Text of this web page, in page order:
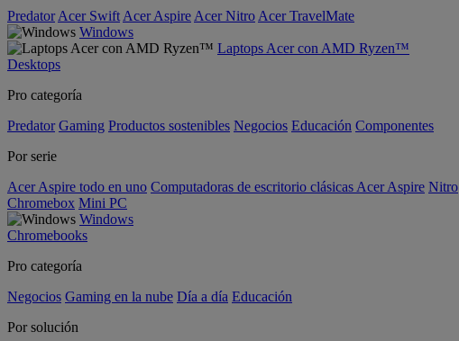
Predator Acer Swift Acer Aspire Acer Nitro Acer TravelMate
Windows
Laptops Acer con AMD Ryzen™
Desktops
Pro categoría
Predator Gaming Productos sostenibles Negocios Educación Componentes
Por serie
Acer Aspire todo en uno Computadoras de escritorio clásicas Acer Aspire Nitro
Chromebox Mini PC
Windows
Chromebooks
Pro categoría
Negocios Gaming en la nube Día a día Educación
Por solución